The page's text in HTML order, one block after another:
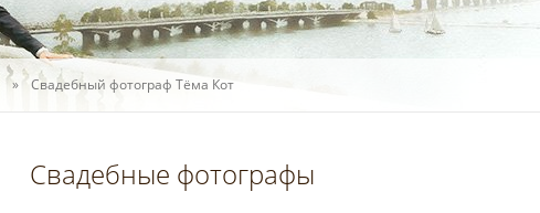
Свадебный фотограф Тёма Кот
Свадебные фотографы